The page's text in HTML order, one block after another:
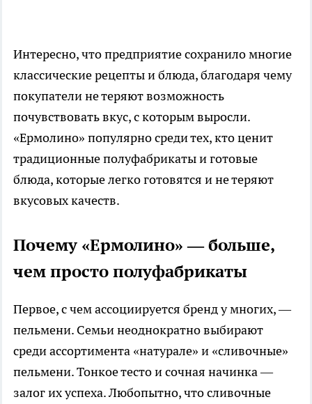
Интересно, что предприятие сохранило многие
классические рецепты и блюда, благодаря чему
покупатели не теряют возможность
почувствовать вкус, с которым выросли.
«Ермолино» популярно среди тех, кто ценит
традиционные полуфабрикаты и готовые
блюда, которые легко готовятся и не теряют
вкусовых качеств.
Почему «Ермолино» — больше,
чем просто полуфабрикаты
Первое, с чем ассоциируется бренд у многих, —
пельмени. Семьи неоднократно выбирают
среди ассортимента «натурале» и «сливочные»
пельмени. Тонкое тесто и сочная начинка —
залог их успеха. Любопытно, что сливочные